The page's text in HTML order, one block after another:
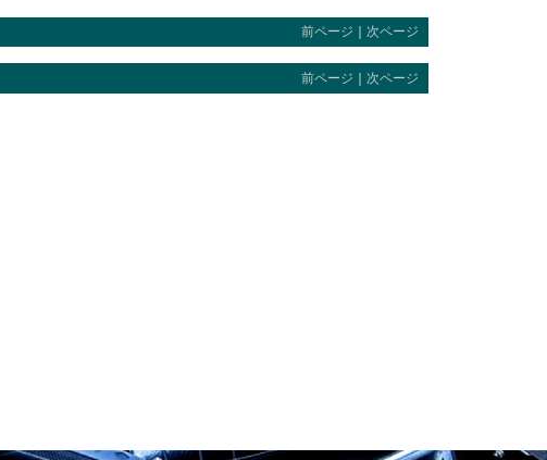
前ページ 次ページ
前ページ ｜ 次ページ